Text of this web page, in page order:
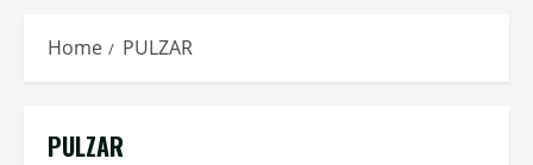
Home PULZAR
PULZAR